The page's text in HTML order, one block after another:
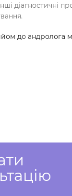
діагностичні
до андролога